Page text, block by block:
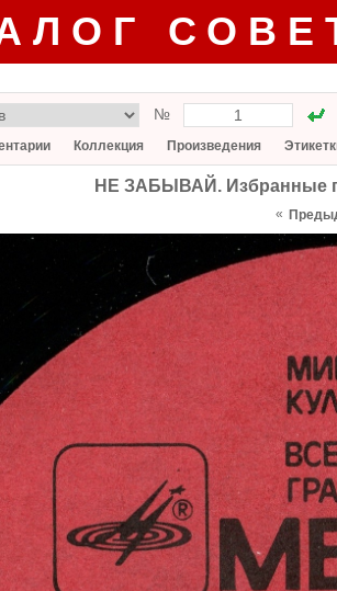
№
Коллекция Произведения
НЕ ЗАБЫВАЙ. Избранные
«